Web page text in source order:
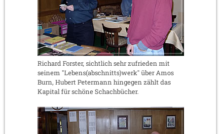
Richard Forster, sichtlich sehr zufrieden mit
seinem "Lebens(abschnitts)werk" über Amos
Burn, Hubert Petermann hingegen zählt das
Kapital für schöne Schachbücher.